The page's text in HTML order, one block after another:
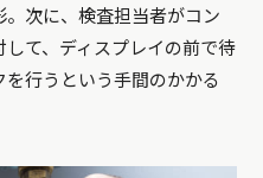
次に、検査担当者がコン
して、ディスプレイの前で待
行うという手間のかかる